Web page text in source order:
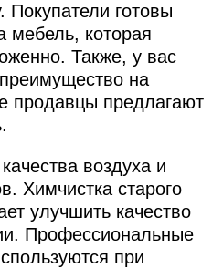
Покупатели готовы
мебель, которая
Также, у вас
на
продавцы предлагают
воздуха и
Химчистка старого
улучшить качество
Профессиональные
при